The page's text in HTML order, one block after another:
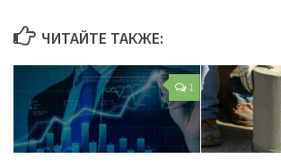
ЧИТАЙТЕ ТАКЖЕ:
1